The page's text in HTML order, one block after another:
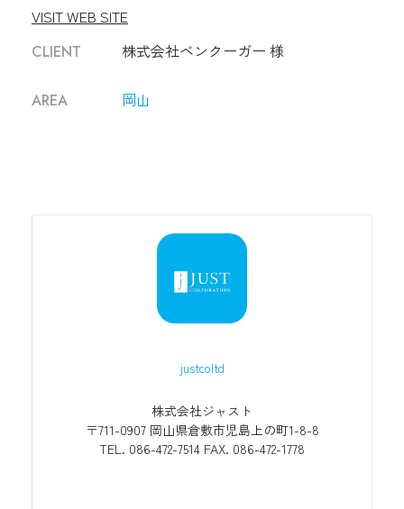
VISIT WEB SITE
CLIENT 株式会社ベンクーガー 様
AREA 岡山
justcoltd
株式会社ジャスト
〒711-0907 岡山県倉敷市児島上の町1-8-8
TEL. 086-472-7514 FAX. 086-472-1778